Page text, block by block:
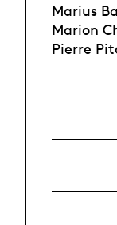
Marius
Marion
Pierre